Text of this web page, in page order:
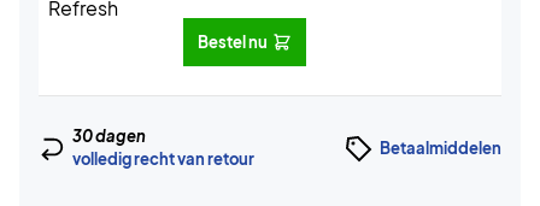
Bestel nu
30 dagen
volledig recht van retour
Betaalmiddelen